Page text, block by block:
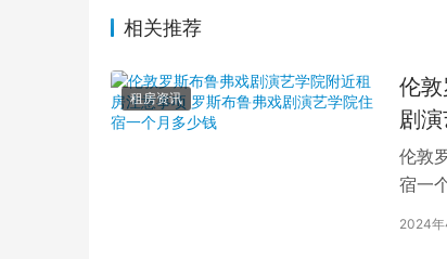
相关推荐
租房资讯
伦
剧
伦敦
宿一
学
2024年